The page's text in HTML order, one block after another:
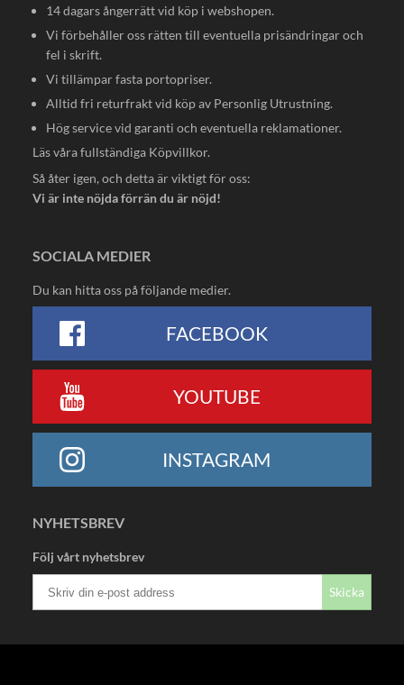
14 dagars ångerrätt vid köp i webshopen.
Vi förbehåller oss rätten till eventuella prisändringar och
fel i skrift.
Vi tillämpar fasta portopriser.
Alltid fri returfrakt vid köp av Personlig Utrustning.
Hög service vid garanti och eventuella reklamationer.
Läs våra fullständiga Köpvillkor.
Så åter igen, och detta är viktigt för oss:
Vi är inte nöjda förrän du är nöjd!
SOCIALA MEDIER
Du kan hitta oss på följande medier.
FACEBOOK
YOUTUBE
INSTAGRAM
NYHETSBREV
Följ vårt nyhetsbrev
Skicka